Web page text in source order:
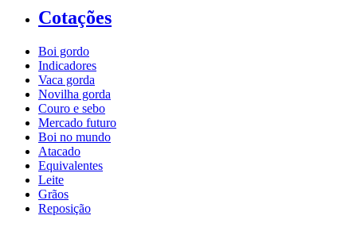
Cotações
Boi gordo
Indicadores
Vaca gorda
Novilha gorda
Couro e sebo
Mercado futuro
Boi no mundo
Atacado
Equivalentes
Leite
Grãos
Reposição